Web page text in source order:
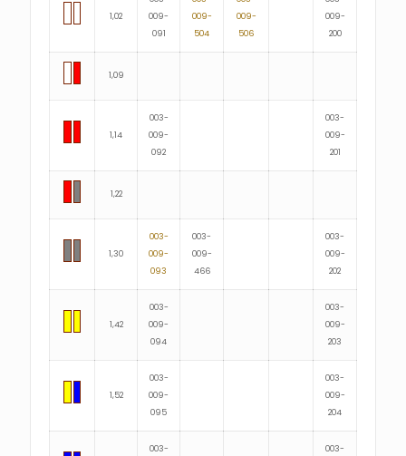
1,02
009-
091
009-
504
009-
506
009-
200
1,09
1,14
003-
009-
092
003-
009-
201
1,22
1,30
003-
009-
093
003-
009-
466
003-
009-
202
1,42
003-
009-
094
003-
009-
203
1,52
003-
009-
095
003-
009-
204
003-
003-